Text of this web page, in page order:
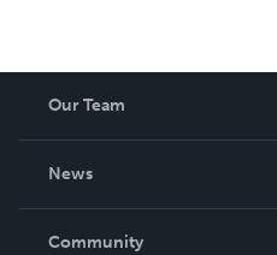
Our Team
News
In The News
Community